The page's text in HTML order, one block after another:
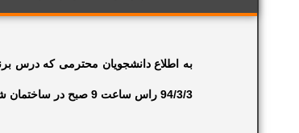
به اطلاع دانشجویان محترمی که درس
94/3/3 راس ساعت 9 صبح در ساختمان شماره 1 برگزار میگردد